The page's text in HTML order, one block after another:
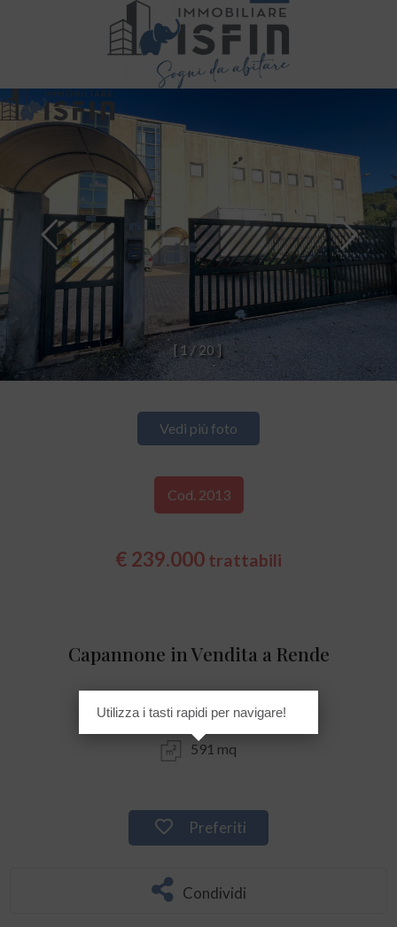
[ 1 / 20 ]
Vedi più foto
Cod. 2013
€ 239.000 trattabili
Capannone in Vendita a Rende
591 mq
Preferiti
Condividi
Utilizza i tasti rapidi per navigare!